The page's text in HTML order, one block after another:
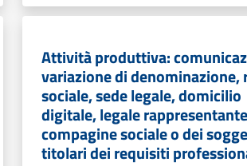
Attività produttiva:
variazione di denominazione,
sociale, sede legale, domicilio
digitale, legale
compagine sociale o dei
titolari dei requisiti